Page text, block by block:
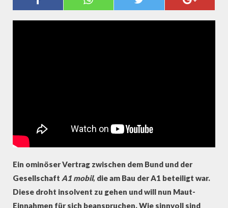
GEHÖRT DIE LKW-MAUT?
(PROBONO MAGAZIN)
Ein ominöser Vertrag zwischen dem Bund und der
Gesellschaft A1 mobil, die am Bau der A1 beteiligt war.
Diese droht insolvent zu gehen und will nun Maut-
Einnahmen für sich beanspruchen. Wie sinnvoll sind